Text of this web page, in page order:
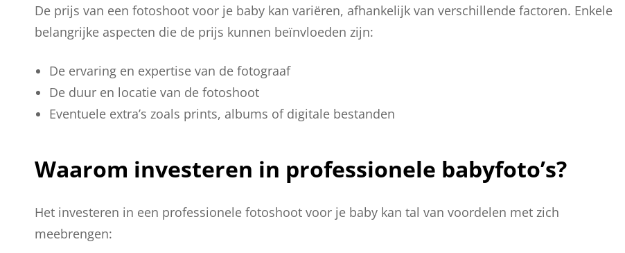
De prijs van een fotoshoot voor je baby kan variëren, afhankelijk van verschillende factoren. Enkele
belangrijke aspecten die de prijs kunnen beïnvloeden zijn:
De ervaring en expertise van de fotograaf
De duur en locatie van de fotoshoot
Eventuele extra’s zoals prints, albums of digitale bestanden
Waarom investeren in professionele babyfoto’s?
Het investeren in een professionele fotoshoot voor je baby kan tal van voordelen met zich
meebrengen: